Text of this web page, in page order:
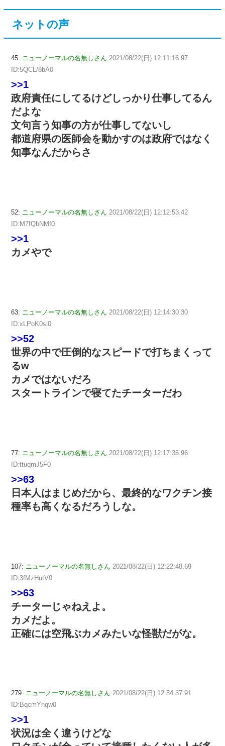
ネットの声
45: ニューノーマルの名無しさん 2021/08/22(日) 12:11:16.97
ID:5QCL/8bA0
>>1
政府責任にしてるけどしっかり仕事してるん
だよな
文句言う知事の方が仕事してないし
都道府県の医師会を動かすのは政府ではなく
知事なんだからさ
52: ニューノーマルの名無しさん 2021/08/22(日) 12:12:53.42
ID:M7fQbNMf0
>>1
カメやで
63: ニューノーマルの名無しさん 2021/08/22(日) 12:14:30.30
ID:xLPoK0si0
>>52
世界の中で圧倒的なスピードで打ちまくって
るw
カメではないだろ
スタートラインで寝てたチーターだわ
77: ニューノーマルの名無しさん 2021/08/22(日) 12:17:35.96
ID:ttuqmJ5F0
>>63
日本人はまじめだから、最終的なワクチン接
種率も高くなるだろうしな。
107: ニューノーマルの名無しさん 2021/08/22(日) 12:22:48.69
ID:3fMzHutV0
>>63
チーターじゃねえよ。
カメだよ。
正確には空飛ぶカメみたいな怪獣だがな。
279: ニューノーマルの名無しさん 2021/08/22(日) 12:54:37.91
ID:BqcmYnqw0
>>1
状況は全く違うけどな